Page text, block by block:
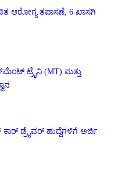
ಆರೋಗ್ಯ ತಪಾಸಣೆ, 6 ಖಾಸಗಿ
ಟ್ರೈನಿ (MT) ಮತ್ತು
ಕಾರ್ ಡ್ರೈವರ್ ಹುದ್ದೆಗಳಿಗೆ ಅರ್ಜಿ